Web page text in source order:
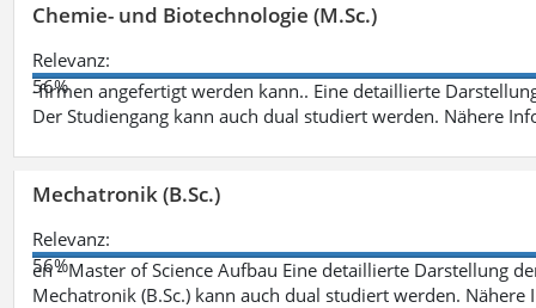
Chemie- und Biotechnologie (M.Sc.)
Relevanz:
56%
-firmen angefertigt werden kann.. Eine detaillierte
Der Studiengang kann auch dual studiert werden. Nähere
Mechatronik (B.Sc.)
Relevanz:
56%
en - Master of Science Aufbau Eine detaillierte Darstellung
Mechatronik (B.Sc.) kann auch dual studiert werden.